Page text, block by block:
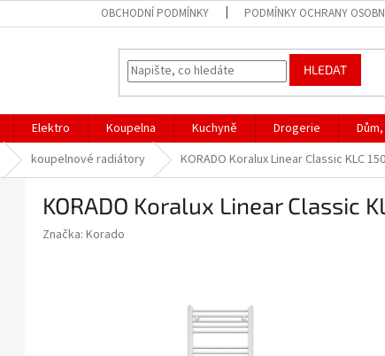
OBCHODNÍ PODMÍNKY PODMÍNKY OCHRANY
HLEDAT
Elektro Koupelna Kuchyně Drogerie
koupelnové radiátory KORADO Koralux Linear Classic KLC
KORADO Koralux Linear Classic
Značka: Korado